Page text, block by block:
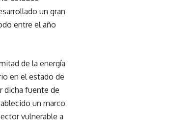
un gran
entre el año
de la energía
en el estado de
dicha fuente de
un marco
vulnerable a